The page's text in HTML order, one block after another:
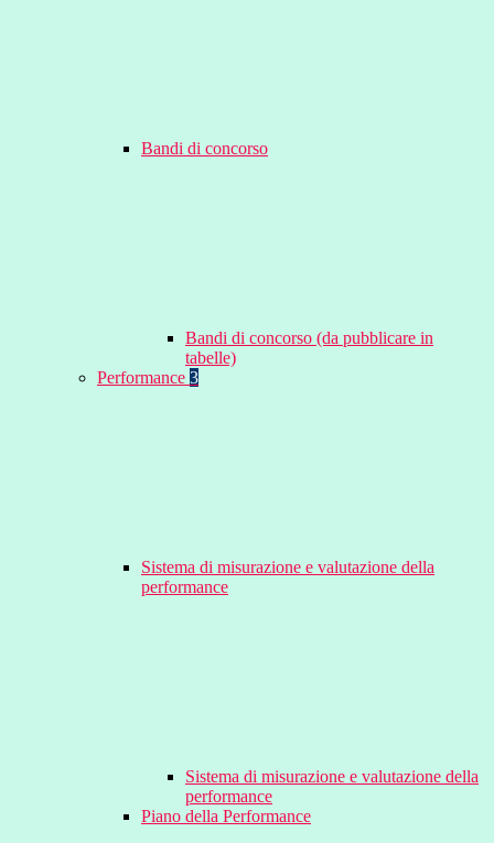
Bandi di concorso
Bandi di concorso (da pubblicare in
tabelle)
Performance 3
Sistema di misurazione e valutazione della
performance
Sistema di misurazione e valutazione della
performance
Piano della Performance